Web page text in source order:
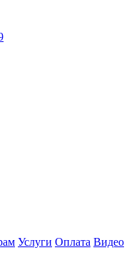
Услуги Оплата Видео